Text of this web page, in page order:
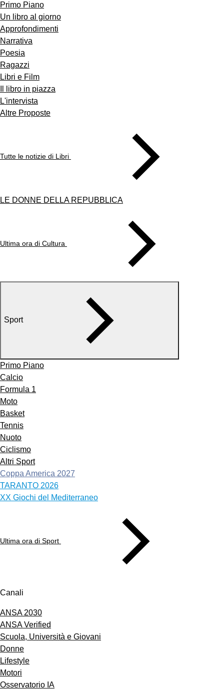
Primo Piano
Un libro al giorno
Approfondimenti
Narrativa
Poesia
Ragazzi
Libri e Film
Il libro in piazza
L'intervista
Altre Proposte
Tutte le notizie di Libri
LE DONNE DELLA REPUBBLICA
Ultima ora di Cultura
Sport
Primo Piano
Calcio
Formula 1
Moto
Basket
Tennis
Nuoto
Ciclismo
Altri Sport
Coppa America 2027
TARANTO 2026
XX Giochi del Mediterraneo
Ultima ora di Sport
Canali
ANSA 2030
ANSA Verified
Scuola, Università e Giovani
Donne
Lifestyle
Motori
Osservatorio IA